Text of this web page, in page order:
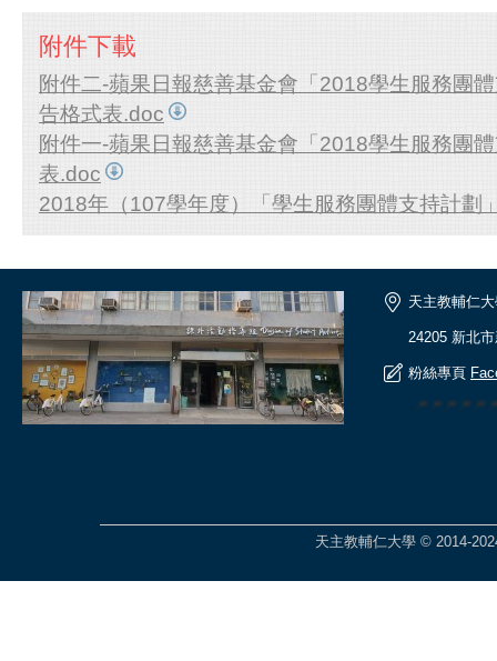
附件下載
附件二-蘋果日報慈善基金會「2018學生服務團
告格式表.doc
附件一-蘋果日報慈善基金會「2018學生服務團
表.doc
2018年（107學年度）「學生服務團體支持計劃
天主教輔仁
24205 新北
粉絲專頁
天主教輔仁大學 © 2014-